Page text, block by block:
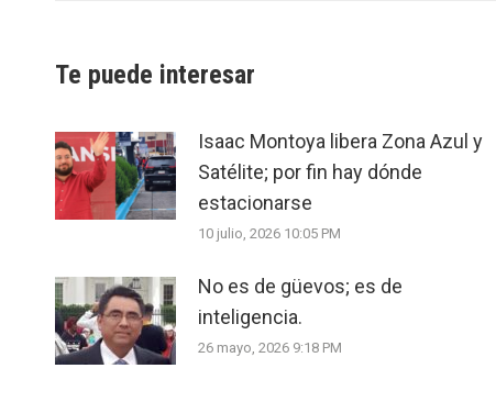
Te puede interesar
Isaac Montoya libera Zona Azul y
Satélite; por fin hay dónde
estacionarse
10 julio, 2026 10:05 PM
No es de güevos; es de
inteligencia.
26 mayo, 2026 9:18 PM